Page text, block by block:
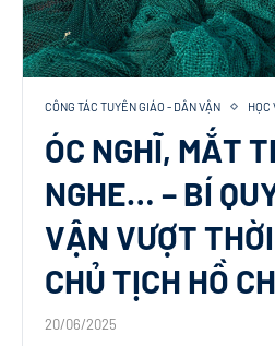
CÔNG TÁC TUYÊN GIÁO - DÂN VẬN HỌC
ÓC NGHĨ, MẮT
NGHE… – BÍ
VẬN VƯỢT
CHỦ TỊCH HỒ
20/06/2025